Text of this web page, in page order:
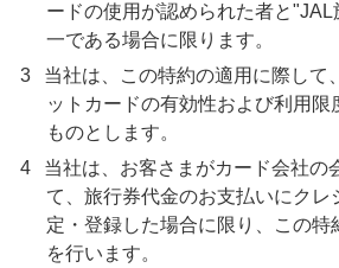
ードの使用が認められた者と"JAL
一である場合に限ります。
3
当社は、この特約の適用に際して
ットカードの有効性および利用限
ものとします。
4
当社は、お客さまがカード会社の
て、旅行券代金のお支払いにクレ
定・登録した場合に限り、この特
を行います。